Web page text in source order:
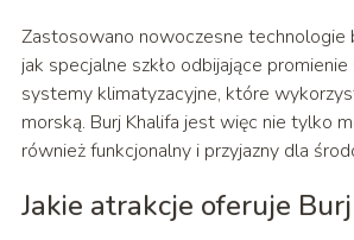
Zastosowano nowoczesne technologie
jak specjalne szkło odbijające promienie
systemy klimatyzacyjne, które
morską. Burj Khalifa jest więc nie tylko
również funkcjonalny i przyjazny dla
Jakie atrakcje oferuje